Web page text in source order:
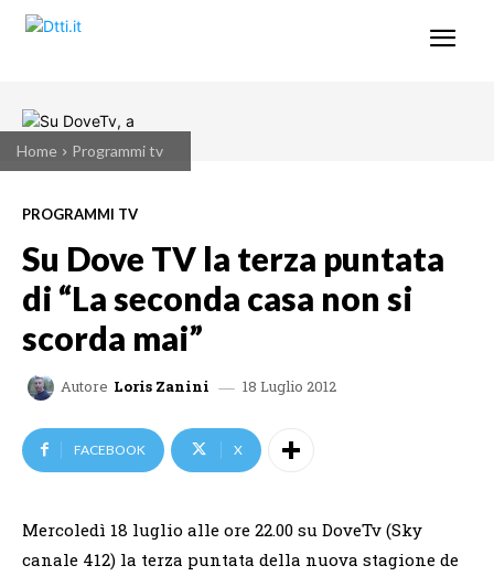
Home Programmi tv
PROGRAMMI TV
Su Dove TV la terza puntata
di “La seconda casa non si
scorda mai”
Autore Loris Zanini 18 Luglio 2012
FACEBOOK X
Mercoledì 18 luglio alle ore 22.00 su DoveTv (Sky
canale 412) la terza puntata della nuova stagione de